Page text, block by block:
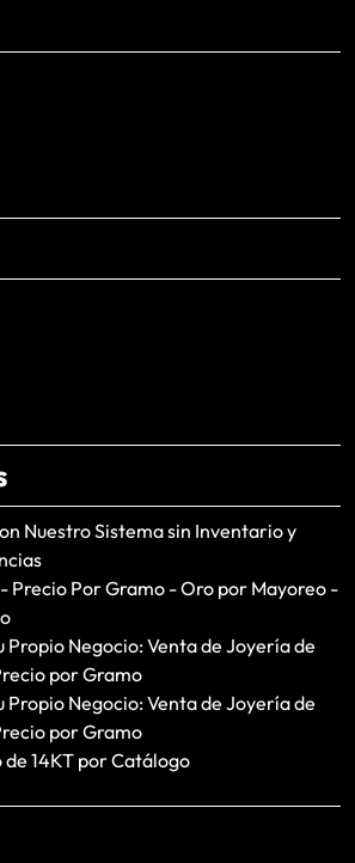
Nuestro Sistema sin Inventario y
Precio Por Gramo - Oro por Mayoreo -
Propio Negocio: Venta de Joyería de
por Gramo
Propio Negocio: Venta de Joyería de
por Gramo
14KT por Catálogo